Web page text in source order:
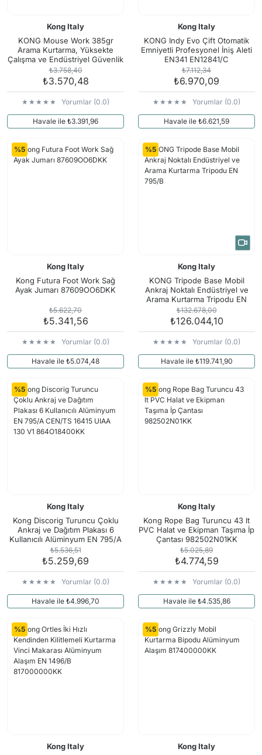
Kong Italy
KONG Mouse Work 385gr
Arama Kurtarma, Yüksekte
Çalışma ve Endüstriyel Güvenlik
Kaskı 52-64 cm Kırmızı EN 397
₺3.758,40
₺3.570,48
Yorumlar (0.0)
Havale ile ₺3.391,96
Kong Italy
KONG Indy Evo Çift Otomatik
Emniyetli Profesyonel İniş Aleti
EN341 EN12841/C
80102N400KK
₺7.112,34
₺6.970,09
Yorumlar (0.0)
Havale ile ₺6.621,59
%5
Kong Italy
Kong Futura Foot Work Sağ
Ayak Jumarı 87609OO6DKK
₺5.622,70
₺5.341,56
Yorumlar (0.0)
Havale ile ₺5.074,48
%5
Kong Italy
KONG Tripode Base Mobil
Ankraj Noktalı Endüstriyel ve
Arama Kurtarma Tripodu EN
795/B
₺132.678,00
₺126.044,10
Yorumlar (0.0)
Havale ile ₺119.741,90
%5
Kong Italy
Kong Discorig Turuncu Çoklu
Ankraj ve Dağıtım Plakası 6
Kullanıcılı Alüminyum EN 795/A
CEN/TS 16415 UIAA 130 V1
864O18400KK
₺5.536,51
₺5.259,69
Yorumlar (0.0)
Havale ile ₺4.996,70
%5
Kong Italy
Kong Rope Bag Turuncu 43 lt
PVC Halat ve Ekipman Taşıma İp
Çantası 982502N01KK
₺5.025,89
₺4.774,59
Yorumlar (0.0)
Havale ile ₺4.535,86
%5
Kong Italy
%5
Kong Italy